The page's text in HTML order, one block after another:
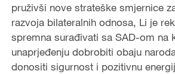
pruživši nove strateške smjernice
razvoja bilateralnih odnosa, Li je
spremna surađivati sa SAD-om na
unaprjeđenju dobrobiti obaju
donositi sigurnost i pozitivnu